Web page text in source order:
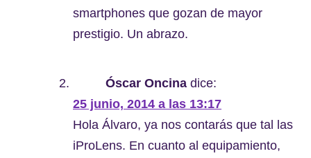
smartphones que gozan de mayor
prestigio. Un abrazo.
Óscar Oncina dice:
25 junio, 2014 a las 13:17
Hola Álvaro, ya nos contarás que tal las
iProLens. En cuanto al equipamiento,